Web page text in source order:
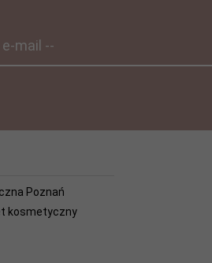
mail --
Poznań
kosmetyczny